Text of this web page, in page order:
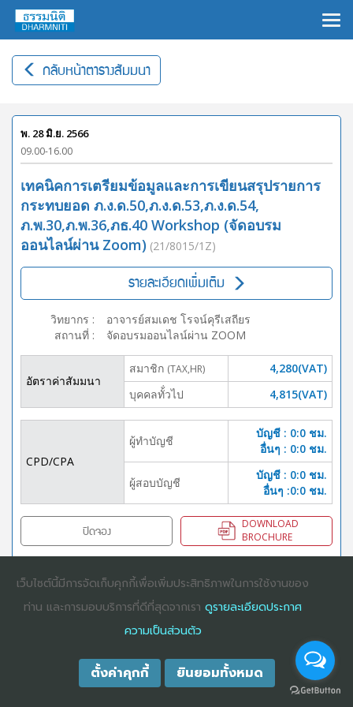
กลับหน้าตารางสัมมนา
พ. 28 มิ.ย. 2566
09.00-16.00
เทคนิคการเตรียมข้อมูลและการเขียนสรุปรายการ
กระทบยอด ภ.ง.ด.50,ภ.ง.ด.53,ภ.ง.ด.54,
ภ.พ.30,ภ.พ.36,ภธ.40 Workshop (จัดอบรม
ออนไลน์ผ่าน Zoom) (21/8015/1Z)
รายละเอียดเพิ่มเติม
วิทยากร :
อาจารย์สมเดช โรจน์คุรีเสถียร
สถานที่ : จัดอบรมออนไลน์ผ่าน ZOOM
อัตราค่าสัมมนา
สมาชิก (TAX,HR)
4,280(VAT)
บุคคลทั้่วไป
4,815(VAT)
CPD/CPA
ผู้ทำบัญชี
บัญชี : 0:0 ชม.
อื่นๆ : 0:0 ชม.
ผู้สอบบัญชี
บัญชี : 0:0 ชม.
อื่นๆ :0:0 ชม.
ปิดจอง
DOWNLOAD
BROCHURE
COPYRIGHT ©2025DHARMNITI SEMINAR AND TRAINING CO., LTD
เว็บไซต์นี้มีการจัดเก็บคุกกี้เพื่อเพิ่มประสิทธิภาพในการใช้งานของ
ท่าน และการมอบบริการที่ดีที่สุดจากเรา ดูรายละเอียดประกาศ
ความเป็นส่วนตัว
ตั้งค่าคุกกี้ ยินยอมทั้งหมด
×